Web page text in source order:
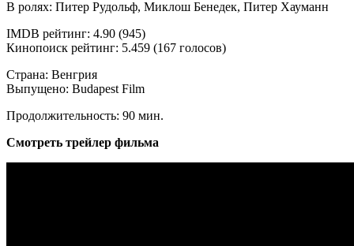
В ролях: Питер Рудольф, Миклош Бенедек, Питер Хауманн
IMDB рейтинг: 4.90 (945)
Кинопоиск рейтинг: 5.459 (167 голосов)
Страна: Венгрия
Выпущено: Budapest Film
Продолжительность: 90 мин.
Смотреть трейлер фильма